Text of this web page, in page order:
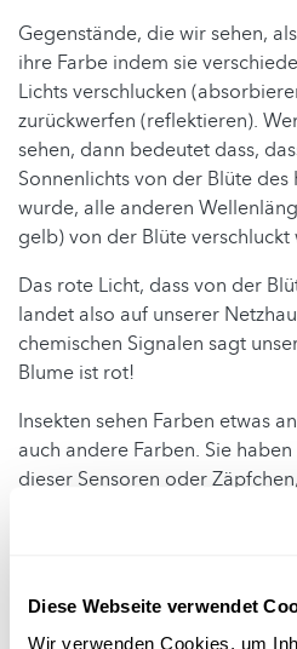
Diese Webseite verwendet
Wir verwenden Cookies, um
Gegenstände, die wir sehen,
ihre Farbe indem sie
Lichts verschlucken
zurückwerfen (reflektieren).
sehen, dann bedeutet dass,
Sonnenlichts von der Blüte
wurde, alle anderen
gelb) von der Blüte verschluckt
Das rote Licht, dass von der
landet also auf unserer
chemischen Signalen sagt
Blume ist rot!
Insekten sehen Farben etwas
auch andere Farben. Sie
dieser Sensoren oder
Wellenlängen des Lichts
z.B. rot meist nicht sehen,
bestimmten Blüten sehen,